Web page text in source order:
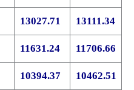
13027.71 13111.34
11631.24 11706.66
10394.37 10462.51